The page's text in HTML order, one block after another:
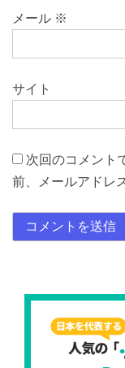
メール ※
サイト
次回のコメント
前、メールアドレ